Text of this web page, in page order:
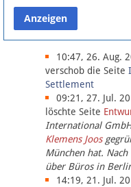
Datenschutz
Über Lobbypedia
Impressum
10:47, 26. Aug.
verschob die Seite
Settlement
09:21, 27. Jul.
löschte Seite
International
Klemens Joos
München hat.
über Büros in
14:19, 21. Jul.